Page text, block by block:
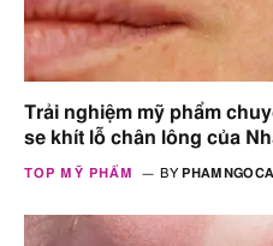
Trải nghiệm mỹ phẩm
se khít lỗ chân lông của
TOP MỸ PHẨM BY